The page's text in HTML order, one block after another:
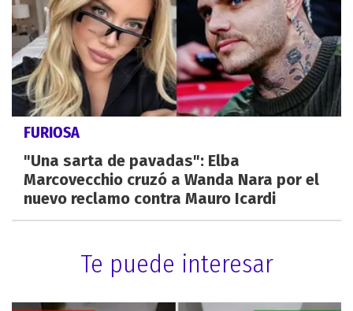
FURIOSA
"Una sarta de pavadas": Elba
Marcovecchio cruzó a Wanda Nara por el
nuevo reclamo contra Mauro Icardi
Te puede interesar